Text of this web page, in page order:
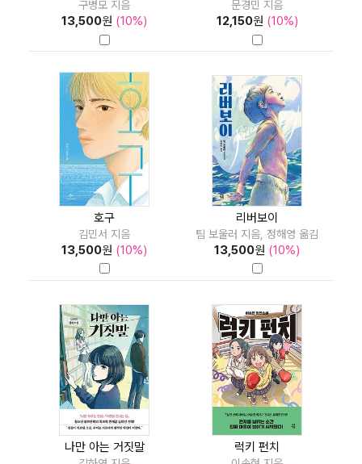
구병모 지음
13,500원 (10%)
문경민 지음
12,150원 (10%)
호구
김민서 지음
13,500원 (10%)
리버보이
팀 보울러 지음, 정해영 옮김
13,500원 (10%)
나만 아는 거짓말 럭키 펀치